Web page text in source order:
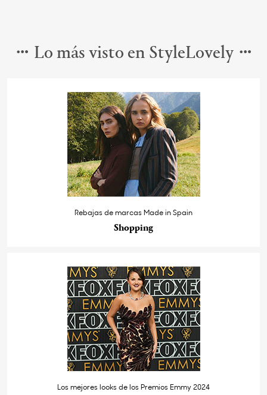
Lo más visto en StyleLovely
Rebajas de marcas Made in Spain
Shopping
Los mejores looks de los Premios Emmy 2024